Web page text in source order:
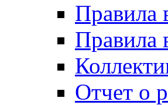
Правила
Правила
Отчет о